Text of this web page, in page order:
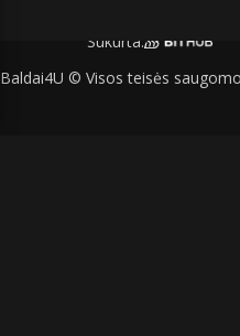
Sukurta:
Baldai4U © Visos teisės